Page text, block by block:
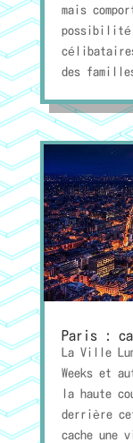
mais
possibilité
des
Paris :
La Ville
Weeks et
la haute
derrière
cache une